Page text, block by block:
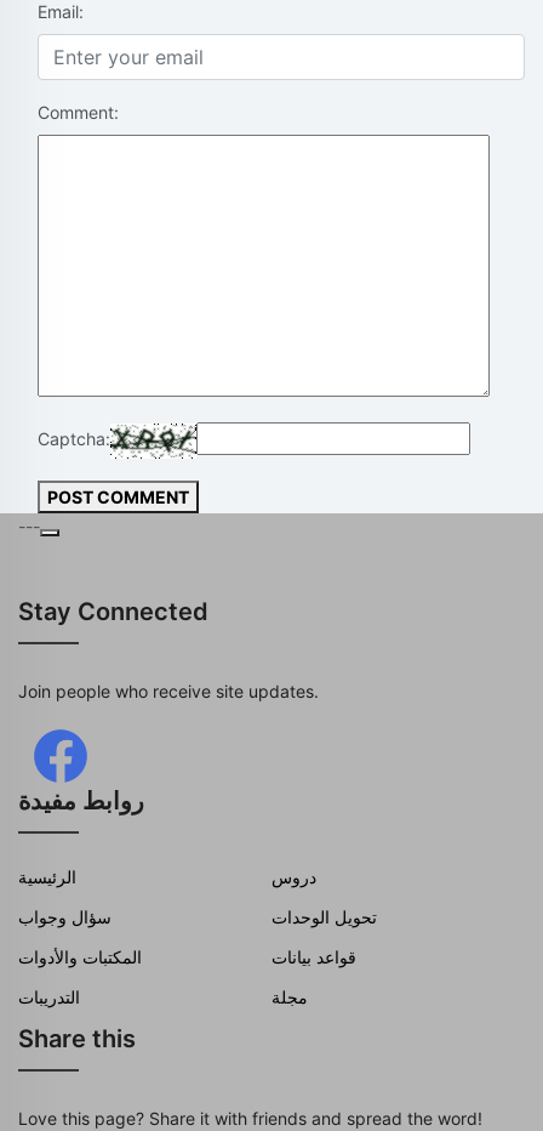
Email:
Comment:
Captcha:
POST COMMENT
---
Stay Connected
Join people who receive site updates.
روابط مفيدة
الرئيسية
دروس
سؤال وجواب
تحويل الوحدات
المكتبات والأدوات
قواعد بيانات
التدريبات
مجلة
Share this
Love this page? Share it with friends and spread the word!